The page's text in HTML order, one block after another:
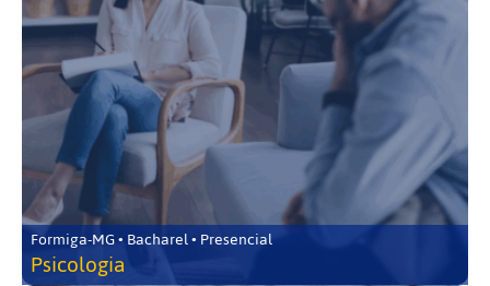
Formiga-MG • Bacharel • Presencial
Psicologia